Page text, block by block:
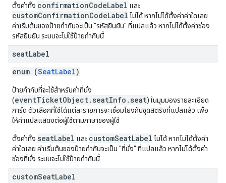
ตั้งค่าทั้ง confirmationCodeLabel และ
customConfirmationCodeLabel ไม่ได้ หากไม่ได้ตั้งค่าค่าใดเลย
ค่าเริ่มต้นของป้ายกำกับจะเป็น "รหัสยืนยัน" ที่แปลแล้ว หากไม่ได้ตั้งค่าช่อง
รหัสยืนยัน ระบบจะไม่ใช้ป้ายกำกับนี้
seatLabel
enum (SeatLabel)
ป้ายกำกับที่จะใช้สำหรับค่าที่นั่ง
(eventTicketObject.seatInfo.seat) ในมุมมองรายละเอียด
การ์ด ตัวเลือกที่ใช้ได้แต่ละรายการจะเชื่อมโยงกับชุดสตริงที่แปลแล้ว เพื่อ
ให้คำแปลแสดงต่อผู้ใช้ตามภาษาของผู้ใช้
ตั้งค่าทั้ง seatLabel และ customSeatLabel ไม่ได้ หากไม่ได้ตั้งค่า
ค่าใดเลย ค่าเริ่มต้นของป้ายกำกับจะเป็น "ที่นั่ง" ที่แปลแล้ว หากไม่ได้ตั้งค่า
ช่องที่นั่ง ระบบจะไม่ใช้ป้ายกำกับนี้
customSeatLabel